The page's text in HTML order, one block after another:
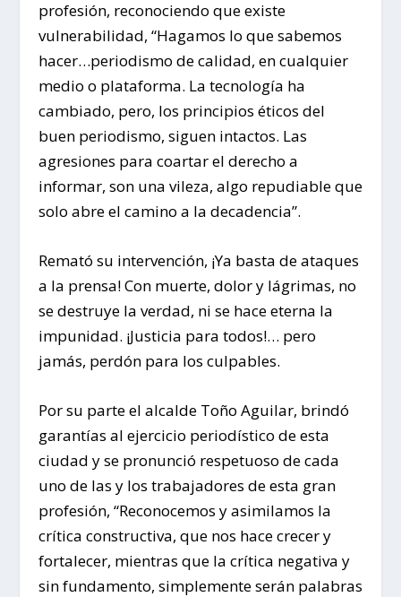
profesión, reconociendo que existe
vulnerabilidad, “Hagamos lo que sabemos
hacer…periodismo de calidad, en cualquier
medio o plataforma. La tecnología ha
cambiado, pero, los principios éticos del
buen periodismo, siguen intactos. Las
agresiones para coartar el derecho a
informar, son una vileza, algo repudiable que
solo abre el camino a la decadencia”.
Remató su intervención, ¡Ya basta de ataques
a la prensa! Con muerte, dolor y lágrimas, no
se destruye la verdad, ni se hace eterna la
impunidad. ¡Justicia para todos!… pero
jamás, perdón para los culpables.
Por su parte el alcalde Toño Aguilar, brindó
garantías al ejercicio periodístico de esta
ciudad y se pronunció respetuoso de cada
uno de las y los trabajadores de esta gran
profesión, “Reconocemos y asimilamos la
crítica constructiva, que nos hace crecer y
fortalecer, mientras que la crítica negativa y
sin fundamento, simplemente serán palabras